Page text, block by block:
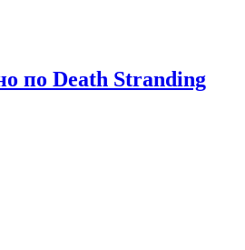
по Death Stranding